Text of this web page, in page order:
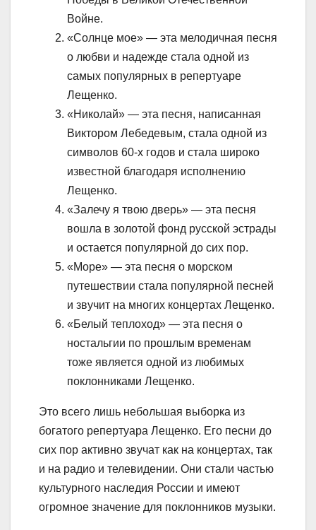
Войне.
«Солнце мое» — эта мелодичная песня
о любви и надежде стала одной из
самых популярных в репертуаре
Лещенко.
«Николай» — эта песня, написанная
Виктором Лебедевым, стала одной из
символов 60-х годов и стала широко
известной благодаря исполнению
Лещенко.
«Залечу я твою дверь» — эта песня
вошла в золотой фонд русской эстрады
и остается популярной до сих пор.
«Море» — эта песня о морском
путешествии стала популярной песней
и звучит на многих концертах Лещенко.
«Белый теплоход» — эта песня о
ностальгии по прошлым временам
тоже является одной из любимых
поклонниками Лещенко.
Это всего лишь небольшая выборка из
богатого репертуара Лещенко. Его песни до
сих пор активно звучат как на концертах, так
и на радио и телевидении. Они стали частью
культурного наследия России и имеют
огромное значение для поклонников музыки.